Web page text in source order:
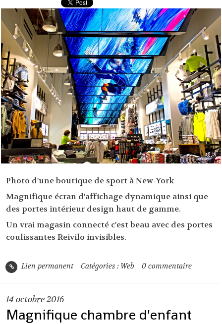
Photo d'une boutique de sport à New-York
Magnifique écran d'affichage dynamique ainsi que
des portes intérieur design haut de gamme.
Un vrai magasin connecté c'est beau avec des portes
coulissantes Reivilo invisibles.
Lien permanent Catégories : Web 0 commentaire
14 octobre 2016
Magnifique chambre d'enfant